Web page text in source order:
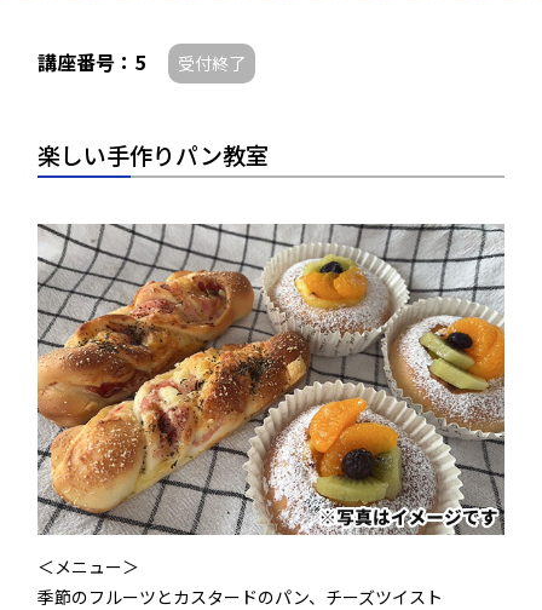
講座番号：5 受付終了
楽しい手作りパン教室
＜メニュー＞
季節のフルーツとカスタードのパン、チーズツイスト